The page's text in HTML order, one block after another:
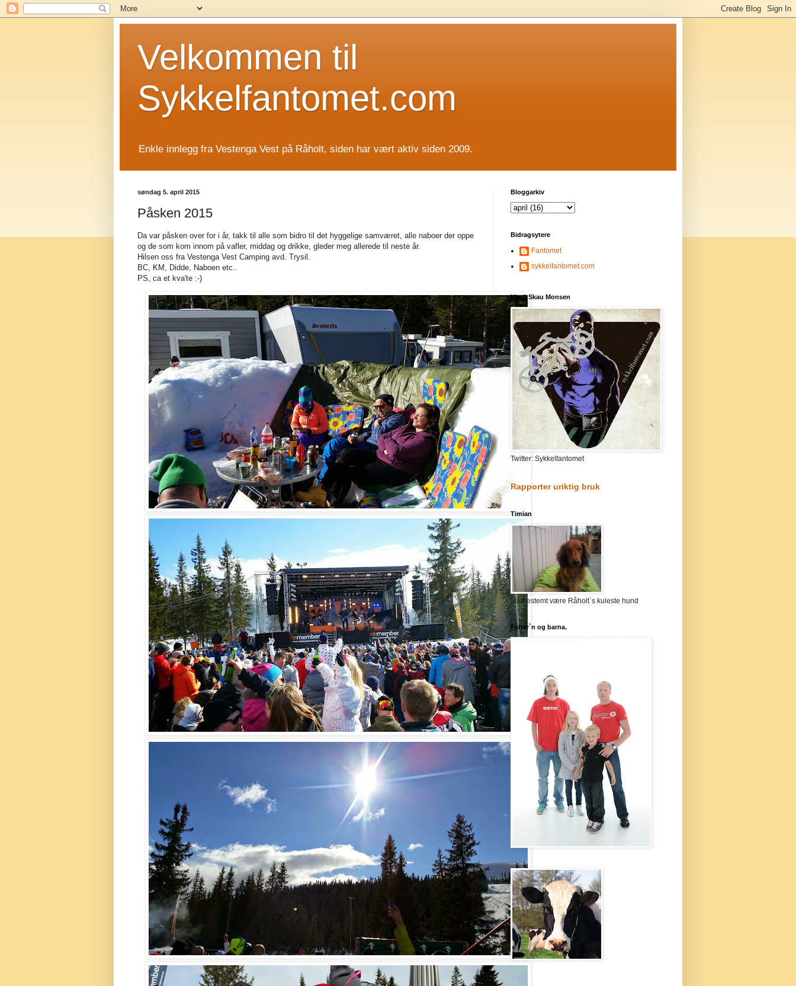
Velkommen til
Sykkelfantomet.com
Enkle innlegg fra Vestenga Vest på Råholt, siden har vært aktiv siden 2009.
søndag 5. april 2015
Påsken 2015
Da var påsken over for i år, takk til alle som bidro til det hyggelige samværet, alle naboer der oppe
og de som kom innom på vafler, middag og drikke, gleder meg allerede til neste år.
Hilsen oss fra Vestenga Vest Camping avd. Trysil.
BC, KM, Didde, Naboen etc..
PS, ca et kva'te :-)
Bloggarkiv
Bidragsytere
Fantomet
sykkelfantomet.com
Kjetil Skau Monsen
Twitter: Sykkelfantomet
Rapporter uriktig bruk
Timian
Må bestemt være Råholt`s kuleste hund
Fatter`n og barna.